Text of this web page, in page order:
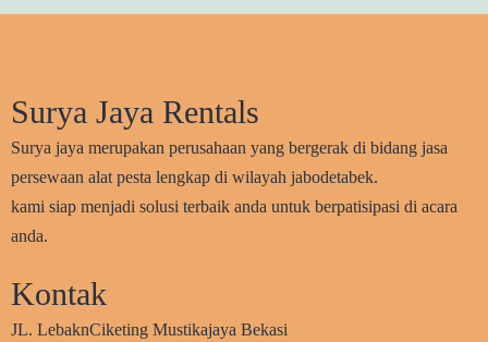
Surya Jaya Rentals
Surya jaya merupakan perusahaan yang bergerak di bidang jasa
persewaan alat pesta lengkap di wilayah jabodetabek.
kami siap menjadi solusi terbaik anda untuk berpatisipasi di acara
anda.
Kontak
JL. LebaknCiketing Mustikajaya Bekasi